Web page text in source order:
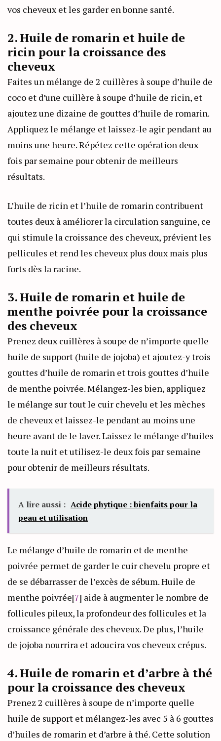
vos cheveux et les garder en bonne santé.
2. Huile de romarin et huile de
ricin pour la croissance des
cheveux
Faites un mélange de 2 cuillères à soupe d’huile de
coco et d’une cuillère à soupe d’huile de ricin, et
ajoutez une dizaine de gouttes d’huile de romarin.
Appliquez le mélange et laissez-le agir pendant au
moins une heure. Répétez cette opération deux
fois par semaine pour obtenir de meilleurs
résultats.
L’huile de ricin et l’huile de romarin contribuent
toutes deux à améliorer la circulation sanguine, ce
qui stimule la croissance des cheveux, prévient les
pellicules et rend les cheveux plus doux mais plus
forts dès la racine.
3. Huile de romarin et huile de
menthe poivrée pour la croissance
des cheveux
Prenez deux cuillères à soupe de n’importe quelle
huile de support (huile de jojoba) et ajoutez-y trois
gouttes d’huile de romarin et trois gouttes d’huile
de menthe poivrée. Mélangez-les bien, appliquez
le mélange sur tout le cuir chevelu et les mèches
de cheveux et laissez-le pendant au moins une
heure avant de le laver. Laissez le mélange d’huiles
toute la nuit et utilisez-le deux fois par semaine
pour obtenir de meilleurs résultats.
A lire aussi : Acide phytique : bienfaits pour la
peau et utilisation
Le mélange d’huile de romarin et de menthe
poivrée permet de garder le cuir chevelu propre et
de se débarrasser de l’excès de sébum. Huile de
menthe poivrée[7] aide à augmenter le nombre de
follicules pileux, la profondeur des follicules et la
croissance générale des cheveux. De plus, l’huile
de jojoba nourrira et adoucira vos cheveux crépus.
4. Huile de romarin et d’arbre à thé
pour la croissance des cheveux
Prenez 2 cuillères à soupe de n’importe quelle
huile de support et mélangez-les avec 5 à 6 gouttes
d’huiles de romarin et d’arbre à thé. Cette solution